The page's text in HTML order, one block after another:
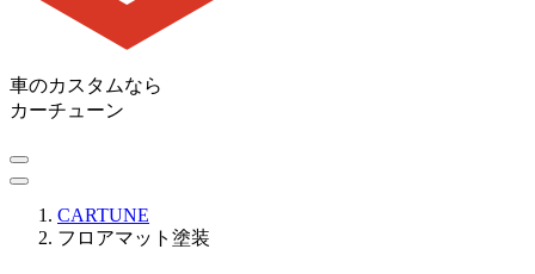
車のカスタムなら
カーチューン
CARTUNE
フロアマット塗装